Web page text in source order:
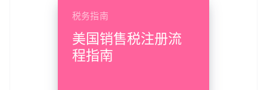
税务指南
美国销售税注册流
程指南